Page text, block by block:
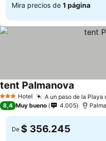
Mira precios de 1 página
3 Estrellas
Hotel A un paso de la Playa
tent Palmanova
8,4 Muy bueno 4.005
De $ 356.245